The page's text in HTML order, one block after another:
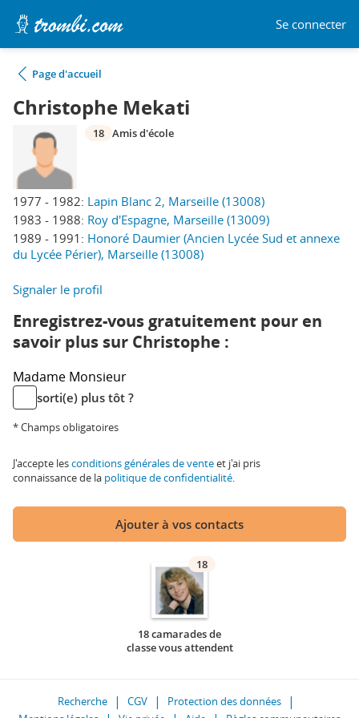
Se connecter
Page d'accueil
Christophe Mekati
1977 - 1982: Lapin Blanc 2, Marseille (13008)
1983 - 1988: Roy d'Espagne, Marseille (13009)
1989 - 1991: Honoré Daumier (Ancien Lycée Sud et annexe
du Lycée Périer), Marseille (13008)
18 Amis d'école
Signaler le profil
Enregistrez-vous gratuitement pour en
savoir plus sur Christophe :
Madame Monsieur
sorti(e) plus tôt ?
* Champs obligatoires
J'accepte lesconditions générales de venteet j'ai pris
connaissance de la politique de confidentialité.
Ajouter à vos contacts
18
18 camarades de
classe vous attendent
Recherche CGV
Protection des données